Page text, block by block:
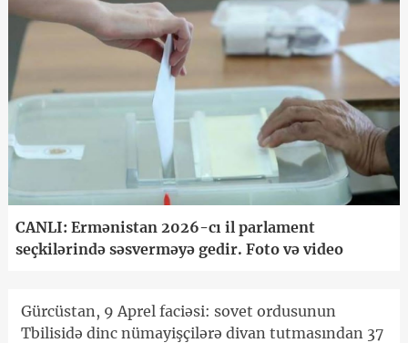
CANLI: Ermənistan 2026-cı il parlament
seçkilərində səsverməyə gedir. Foto və video
Gürcüstan, 9 Aprel faciəsi: sovet ordusunun
Tbilisidə dinc nümayişçilərə divan tutmasından 37